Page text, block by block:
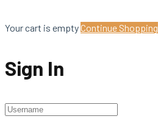
Your cart is emptyContinue Shopping
Sign In